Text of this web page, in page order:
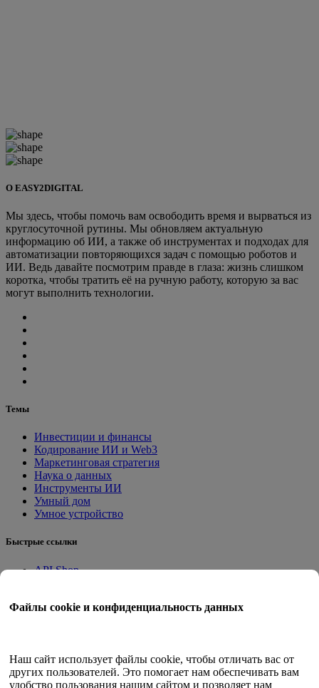
Файлы cookie и конфиденциальность данных
Наш сайт использует файлы cookie, чтобы отличать вас от
других пользователей. Это помогает нам обеспечивать вам
удобство пользования нашим сайтом и позволяет нам
О EASY2DIGITAL
Мы здесь, чтобы помочь вам освободить время и вырваться из
круглосуточной рутины. Мы обновляем актуальную
информацию об ИИ, а также об инструментах и подходах для
автоматизации повторяющихся задач с помощью роботов и
ИИ. Ведь давайте посмотрим правде в глаза: жизнь слишком
коротка, чтобы тратить её на ручную работу, которую за вас
могут выполнить технологии.
Темы
Инвестиции и финансы
Кодирование ИИ и Web3
Маркетинговая стратегия
Наука о данных
Инструменты ИИ
Умный дом
Умное устройство
Быстрые ссылки
API Shop
Квант Трейд
Документы